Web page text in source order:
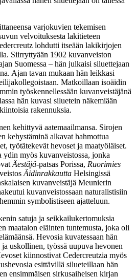
varjokuvien tekemisen
velvoituksesta lakitieteen
lohdutti itseään lakikirjojen
Siirryttyään 1902 kuvanveiston
Suomessa – hän julkaisi siluettejaan
Ajan tavan mukaan hän leikkasi
Matkoillaan isoäidin
työskennellessään kuvanveistäjänä
hän kuvasi siluetein näkemiään
rakennuksia.
kehittyvä aatemaailmansa. Sirojen
kehystäminä alkavat hahmottua
työtätekevät hevoset ja maatyöläiset.
ydin myös kuvanveistossa, jonka
Äestäjä‑patsas Porissa, Ruorimies
Äidinrakkautta Helsingissä
kuvanveistäjä Meunierin
kuvanveistossaan naturalistisiin
symbolistiseen ajatteluun.
satuja ja seikkailukertomuksia
maatalon eläinten tuntemusta, joka oli
Hevosia kuvatessaan hän
uskollinen, työssä uupuva hevonen
kiinnostivat Cedercreutzia myös
esittävillä silueteillaan hän
ensimmäisen sirkusaiheisen kirjan